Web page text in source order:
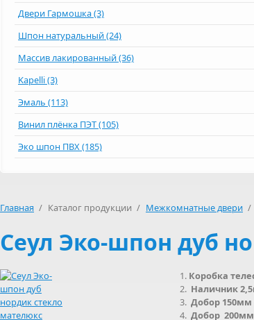
Двери Гармошка (3)
Шпон натуральный (24)
Массив лакированный (36)
Kapelli (3)
Эмаль (113)
Винил плёнка ПЭТ (105)
Эко шпон ПВХ (185)
Главная / Каталог продукции / Межкомнатные двери /
Сеул Эко-шпон дуб
Коробка
Наличник
Добор 150мм
Добор